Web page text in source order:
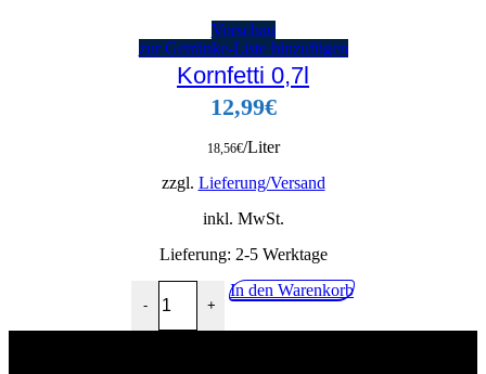
Vorschau
zur Getränke-Liste hinzufügen
Kornfetti 0,7l
12,99€
18,56€/Liter
zzgl. Lieferung/Versand
inkl. MwSt.
Lieferung: 2-5 Werktage
-
Kornfetti 0,7l Menge
+
In den Warenkorb